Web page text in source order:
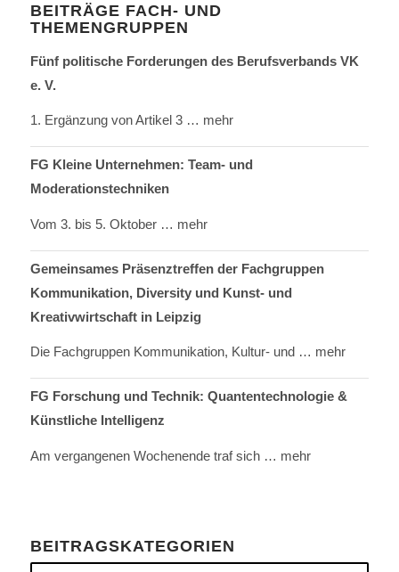
BEITRÄGE FACH- UND
THEMENGRUPPEN
Fünf politische Forderungen des Berufsverbands VK
e. V.
1. Ergänzung von Artikel 3 … mehr
FG Kleine Unternehmen: Team- und
Moderationstechniken
Vom 3. bis 5. Oktober … mehr
Gemeinsames Präsenztreffen der Fachgruppen
Kommunikation, Diversity und Kunst- und
Kreativwirtschaft in Leipzig
Die Fachgruppen Kommunikation, Kultur- und … mehr
FG Forschung und Technik: Quantentechnologie &
Künstliche Intelligenz
Am vergangenen Wochenende traf sich … mehr
BEITRAGSKATEGORIEN